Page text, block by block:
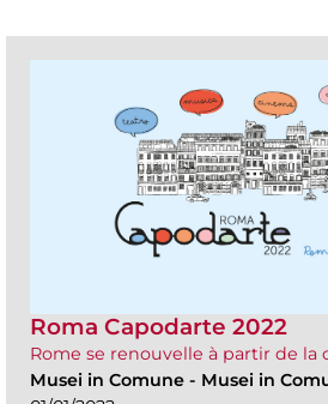
Roma Capodarte 2022
Rome se renouvelle à partir de la
Musei in Comune - Musei in